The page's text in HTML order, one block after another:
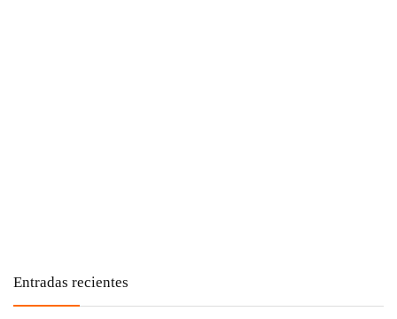
Entradas recientes